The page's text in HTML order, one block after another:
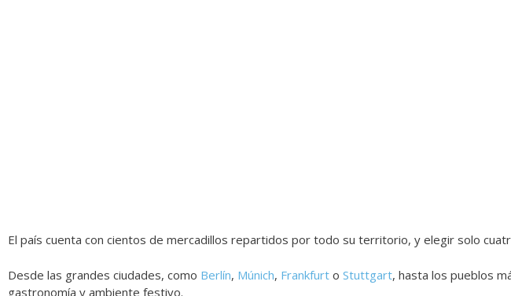
El país cuenta con cientos de mercadillos repartidos por todo su territorio, y elegir solo
Desde las grandes ciudades, como Berlín, Múnich, Frankfurt o Stuttgart, hasta los pueblos
gastronomía y ambiente festivo.